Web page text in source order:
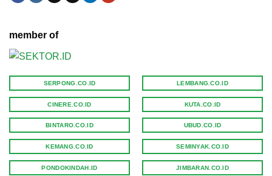
member of
SERPONG.CO.ID
CINERE.CO.ID
BINTARO.CO.ID
KEMANG.CO.ID
PONDOKINDAH.ID
LEMBANG.CO.ID
KUTA.CO.ID
UBUD.CO.ID
SEMINYAK.CO.ID
JIMBARAN.CO.ID